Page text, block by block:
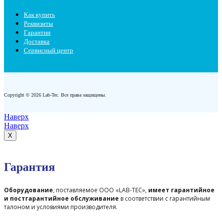
Как купить
Реквизиты
Гарантии
Доставка
Сервисный центр
Copyright © 2026 Lab-Tec. Все права защищены.
Наверх
Наверх
X
Гарантия
Оборудование, поставляемое ООО «LAB-TEC», имеет гарантийное
и постгарантийное обслуживание в соответствии с гарантийным
талоном и условиями производителя.